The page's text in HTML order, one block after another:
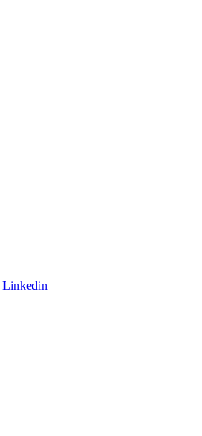
Linkedin